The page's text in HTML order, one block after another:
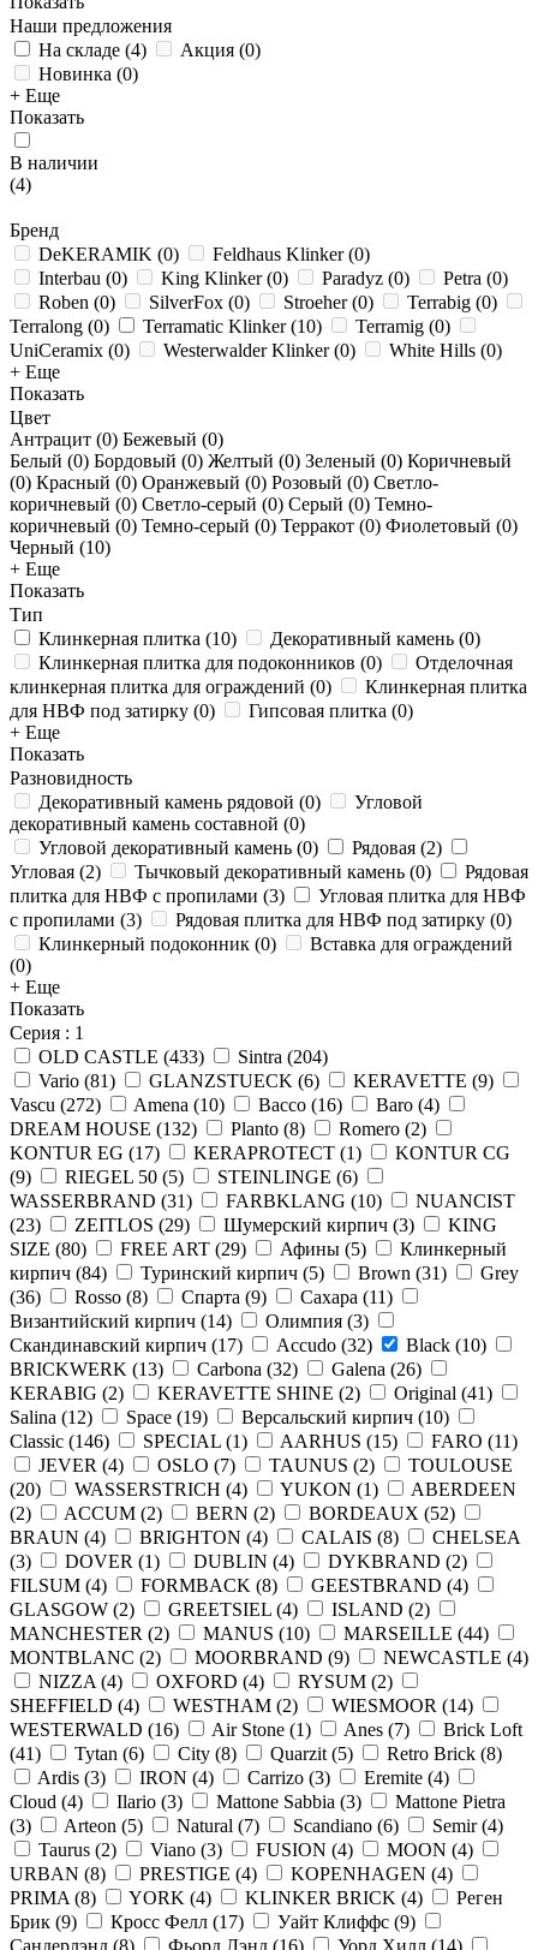
Наши предложения
На складе (4) Акция (0)
Новинка (0)
+ Еще
Показать
В наличии
(4)
Бренд
DeKERAMIK (0) Feldhaus Klinker(0)
Interbau (0) King Klinker(0) Paradyz (0) Petra (0)
Roben (0) SilverFox (0) Stroeher(0) Terrabig (0)
Terralong (0) Terramatic Klinker(10) Terramig (0)
UniCeramix (0) Westerwalder Klinker(0) White Hills (0)
+ Еще
Показать
Цвет
Антрацит (0) Бежевый (0)
Белый (0) Бордовый (0) Желтый (0) Зеленый (0) Коричневый
(0) Красный (0) Оранжевый (0) Розовый (0) Светло-
коричневый (0) Светло-серый (0) Серый (0) Темно-
коричневый (0) Темно-серый (0) Терракот (0) Фиолетовый (0)
Черный (10)
+ Еще
Показать
Тип
Клинкерная плитка (10) Декоративный камень (0)
Клинкерная плитка для подоконников (0)
Отделочная
клинкерная плитка для ограждений (0)
Клинкерная плитка
для НВФ под затирку (0) Гипсовая плитка (0)
+ Еще
Показать
Разновидность
Декоративный камень рядовой (0)
Угловой
декоративный камень составной (0)
Угловой декоративный камень (0) Рядовая (2)
Угловая (2) Тычковый декоративный камень (0)
Рядовая
плитка для НВФ с пропилами (3)
Угловая плитка для НВФ
с пропилами (3) Рядовая плитка для НВФ под затирку (0)
Клинкерный подоконник (0)
Вставка для ограждений
(0)
+ Еще
Показать
Серия : 1
OLD CASTLE (433) Sintra (204)
Vario (81) GLANZSTUECK (6) KERAVETTE (9)
Vascu (272) Amena (10) Bacco (16) Baro (4)
DREAM HOUSE (132) Planto (8) Romero (2)
KONTUR EG (17) KERAPROTECT (1)
KONTUR СG
(9) RIEGEL 50 (5) STEINLINGE (6)
WASSERBRAND (31) FARBKLANG (10)
NUANCIST
(23) ZEITLOS (29) Шумерский кирпич (3)
KING
SIZE (80) FREE ART (29) Афины (5)
Клинкерный
кирпич (84) Туринский кирпич (5) Brown (31)
Grey
(36) Rosso (8) Спарта (9) Сахара (11)
Византийский кирпич (14) Олимпия (3)
Скандинавский кирпич (17) Accudo (32) Black (10)
BRICKWERK (13) Carbona (32) Galena (26)
KERABIG (2) KERAVETTE SHINE (2) Original (41)
Salina (12) Space (19) Версальский кирпич (10)
Classic (146) SPECIAL (1) AARHUS (15) FARO (11)
JEVER (4) OSLO (7) TAUNUS (2)
TOULOUSE
(20) WASSERSTRICH (4) YUKON (1)
ABERDEEN
(2) ACCUM (2) BERN (2) BORDEAUX (52)
BRAUN (4) BRIGHTON (4) CALAIS (8)
CHELSEA
(3) DOVER (1) DUBLIN (4) DYKBRAND (2)
FILSUM (4) FORMBACK (8) GEESTBRAND (4)
GLASGOW (2) GREETSIEL (4) ISLAND (2)
MANCHESTER (2) MANUS (10) MARSEILLE (44)
MONTBLANC (2) MOORBRAND (9) NEWCASTLE (4)
NIZZA (4) OXFORD (4) RYSUM (2)
SHEFFIELD (4) WESTHAM (2) WIESMOOR (14)
WESTERWALD (16) Air Stone (1) Anes (7)
Brick Loft
(41) Tytan (6) City (8) Quarzit (5) Retro Brick (8)
Ardis (3) IRON (4) Carrizo (3) Eremite (4)
Cloud (4) Ilario (3) Mattone Sabbia (3)
Mattone Pietra
(3) Arteon (5) Natural (7) Scandiano (6) Semir(4)
Taurus (2) Viano (3) FUSION (4) MOON (4)
URBAN (8) PRESTIGE (4) KOPENHAGEN (4)
PRIMA (8) YORK (4) KLINKER BRICK (4)
Реген
Брик (9) Кросс Фелл (17) Уайт Клиффс (9)
Сандерлэнд (8) Фьорд Лэнд (16) Уорд Хилл (14)